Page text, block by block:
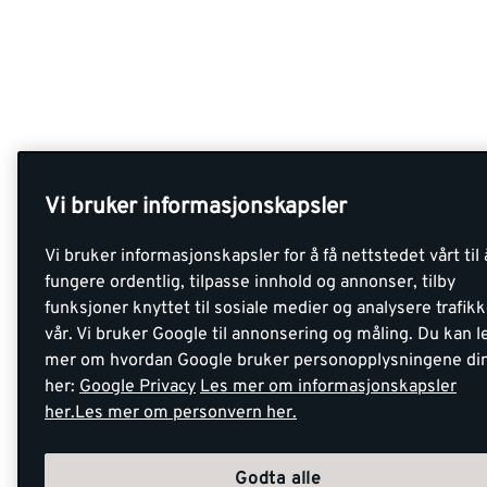
Vi bruker informasjonskapsler
Vi bruker informasjonskapsler for å få nettstedet vårt til
fungere ordentlig, tilpasse innhold og annonser, tilby
funksjoner knyttet til sosiale medier og analysere
vår. Vi bruker Google til annonsering og måling. Du kan
mer om hvordan Google bruker personopplysningene
her: Google Privacy Les mer om informasjonskapsler
her.Les mer om personvern her.
Godta alle